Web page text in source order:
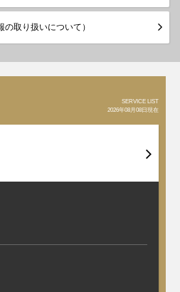
取り扱いについて）
SERVICE LIST
2026年08月08日現在